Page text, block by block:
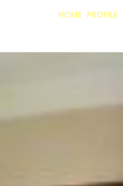
HOME PROFILE